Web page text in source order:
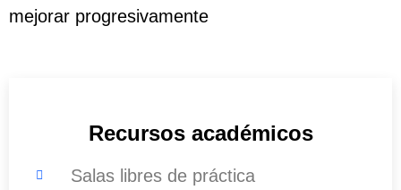
mejorar progresivamente
Recursos académicos
Salas libres de práctica